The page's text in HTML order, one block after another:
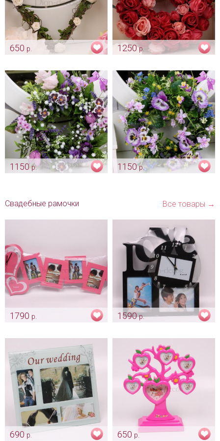
650 р.
1250р.
1150р.
1150р.
Все товары →
Свадебные рамочки
1790 р.
1590р.
690 р.
650 р.